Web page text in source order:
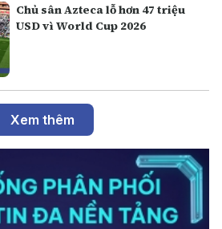
Chủ sân Azteca lỗ hơn 47 triệu
USD vì World Cup 2026
Xem thêm